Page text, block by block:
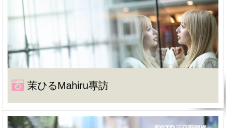
茉ひるMahiru專訪